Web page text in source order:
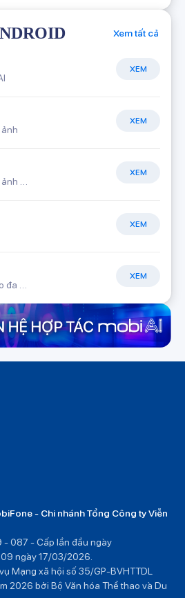
Xem tất cả
XEM
XEM
XEM
XEM
XEM
- Chi nhánh Tổng Công ty Viễn
087 - Cấp lần đầu ngày
ngày 17/03/2026.
Mạng xã hội số 35/GP-BVHTTDL
2026 bởi Bộ Văn hóa Thể thao và Du